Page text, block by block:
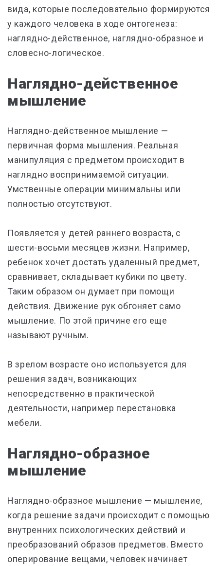
вида, которые последовательно формируются
у каждого человека в ходе онтогенеза:
наглядно-действенное, наглядно-образное и
словесно-логическое.
Наглядно-действенное
мышление
Наглядно-действенное мышление —
первичная форма мышления. Реальная
манипуляция с предметом происходит в
наглядно воспринимаемой ситуации.
Умственные операции минимальны или
полностью отсутствуют.
Появляется у детей раннего возраста, с
шести-восьми месяцев жизни. Например,
ребенок хочет достать удаленный предмет,
сравнивает, складывает кубики по цвету.
Таким образом он думает при помощи
действия. Движение рук обгоняет само
мышление. По этой причине его еще
называют ручным.
В зрелом возрасте оно используется для
решения задач, возникающих
непосредственно в практической
деятельности, например перестановка
мебели.
Наглядно-образное
мышление
Наглядно-образное мышление — мышление,
когда решение задачи происходит с помощью
внутренних психологических действий и
преобразований образов предметов. Вместо
оперирование вещами, человек начинает